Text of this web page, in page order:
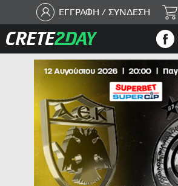
ΕΓΓΡΑΦΗ / ΣΥΝΔΕΣΗ